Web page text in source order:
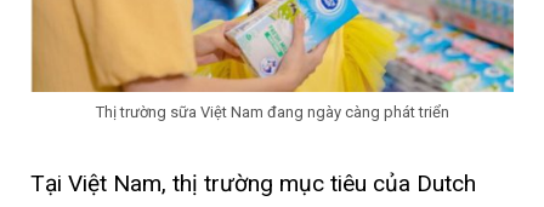
Thị trường sữa Việt Nam đang ngày càng phát triển
Tại Việt Nam, thị trường mục tiêu của Dutch